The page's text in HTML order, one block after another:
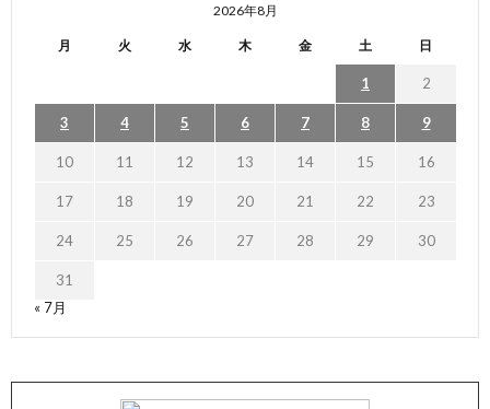
2026年8月
月 火 水 木 金 土 日
1 2
3 4 5 6 7 8 9
10 11 12 13 14 15 16
17 18 19 20 21 22 23
24 25 26 27 28 29 30
31
« 7月